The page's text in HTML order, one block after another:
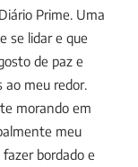
Prime. Uma
se lidar e que
de paz e
ao meu redor.
morando em
meu
bordado e